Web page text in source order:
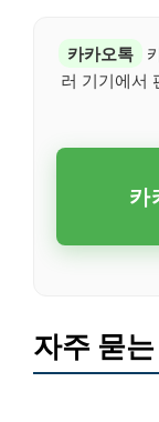
카카오톡
러 기기에서
카
자주 묻